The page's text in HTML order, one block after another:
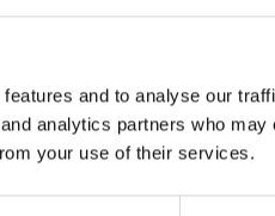
and to analyse our
analytics partners who may
your use of their services.